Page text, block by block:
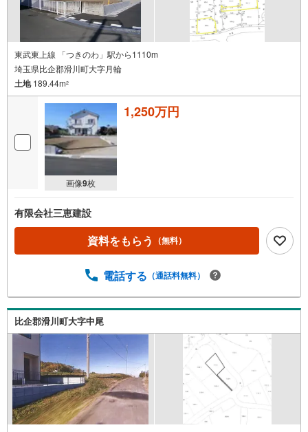
東武東上線 「つきのわ」駅から1110m
埼玉県比企郡滑川町大字月輪
土地189.44m2
画像9枚
1,250万円
有限会社三恵建設
資料をもらう （無料）
電話する （通話料無料）
比企郡滑川町大字中尾